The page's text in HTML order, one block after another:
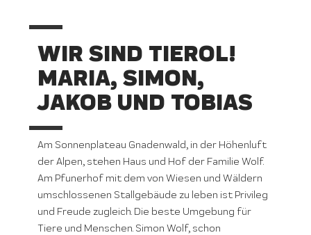
WIR SIND TIEROL!
MARIA, SIMON,
JAKOB UND TOBIAS
Am Sonnenplateau Gnadenwald, in der Höhenluft
der Alpen, stehen Haus und Hof der Familie Wolf.
Am Pfunerhof mit dem von Wiesen und Wäldern
umschlossenen Stallgebäude zu leben ist Privileg
und Freude zugleich. Die beste Umgebung für
Tiere und Menschen. Simon Wolf, schon